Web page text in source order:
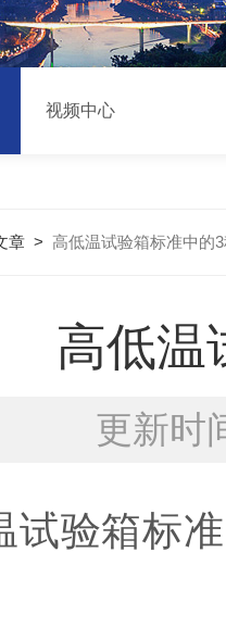
视频中心
章 > 高低温试验箱标准中的
高低温
更新时
箱标准